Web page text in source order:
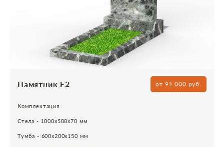
Памятник Е2 от 91 000 руб.
Комплектация:
Стела - 1000х500х70 мм
Тумба - 600х200х150 мм